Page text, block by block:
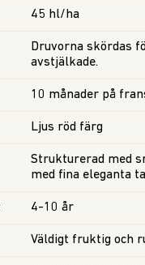
45 hl/ha
Druvorna skördas
avstjälkade.
10 månader på
Ljus röd färg
Väldigt fruktig och
Strukturerad med
med fina eleganta
4-10 år